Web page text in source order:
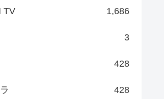
TV 1,686
3
428
428